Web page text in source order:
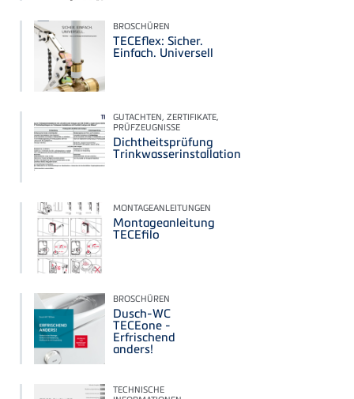
BROSCHÜREN
TECEflex: Sicher.
Einfach. Universell
GUTACHTEN, ZERTIFIKATE,
PRÜFZEUGNISSE
Dichtheitsprüfung
Trinkwasserinstallation
MONTAGEANLEITUNGEN
Montageanleitung
TECEfilo
BROSCHÜREN
Dusch-WC
TECEone -
Erfrischend
anders!
TECHNISCHE